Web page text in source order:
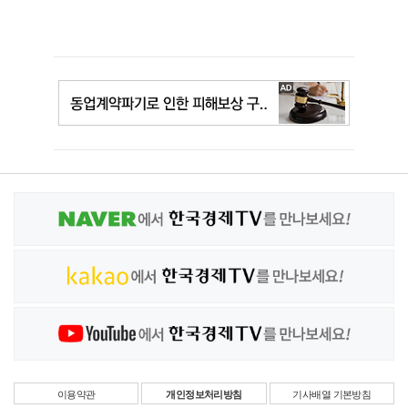
이용약관 개인정보처리방침 기사배열 기본방침